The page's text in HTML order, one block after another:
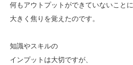
何もアウトプットができていないことに
大きく焦りを覚えたのです。
知識やスキルの
インプットは大切ですが、